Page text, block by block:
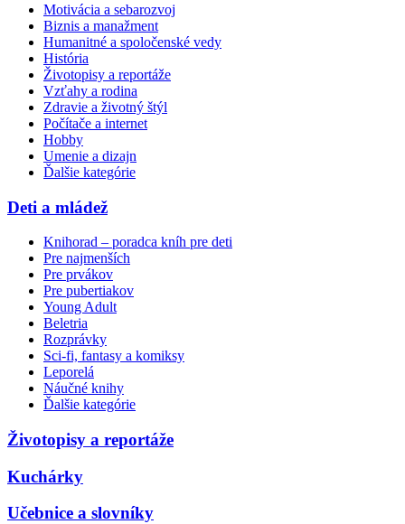
Motivácia a sebarozvoj
Biznis a manažment
Humanitné a spoločenské vedy
História
Životopisy a reportáže
Vzťahy a rodina
Zdravie a životný štýl
Počítače a internet
Hobby
Umenie a dizajn
Ďalšie kategórie
Deti a mládež
Knihorad – poradca kníh pre deti
Pre najmenších
Pre prvákov
Pre pubertiakov
Young Adult
Beletria
Rozprávky
Sci-fi, fantasy a komiksy
Leporelá
Náučné knihy
Ďalšie kategórie
Životopisy a reportáže
Kuchárky
Učebnice a slovníky